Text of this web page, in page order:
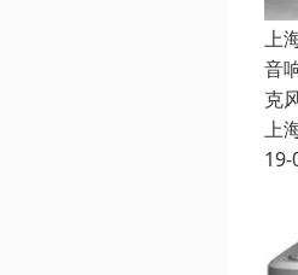
上
音
克
上
19-